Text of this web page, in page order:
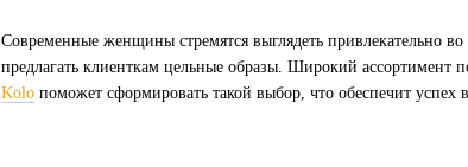
Современные женщины стремятся выглядеть привлекательно
предлагать клиенткам цельные образы. Широкий ассортимент
Kolo поможет сформировать такой выбор, что обеспечит успех